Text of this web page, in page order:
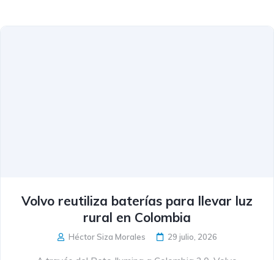
Volvo reutiliza baterías para llevar luz
rural en Colombia
Héctor Siza Morales 29 julio, 2026